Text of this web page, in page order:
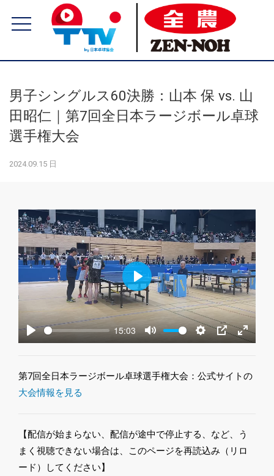
男子シングルス60決勝：山本 保 vs. 山
田昭仁｜第7回全日本ラージボール卓球
選手権大会
2024.09.15 日
Play
15:03
Mute Settings
PIP Enter
Play
第7回全日本ラージボール卓球選手権大会：公式サイトの
大会情報を見る
【配信が始まらない、配信が途中で停止する、など、う
まく視聴できない場合は、このページを再読込み（リロ
ード）してください】